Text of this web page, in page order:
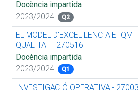
Docència impartida
2023/2024
Q2
EL MODEL D'EXCEL·LÈNCIA EFQM
QUALITAT - 270516
Docència impartida
2023/2024
Q1
INVESTIGACIÓ OPERATIVA -